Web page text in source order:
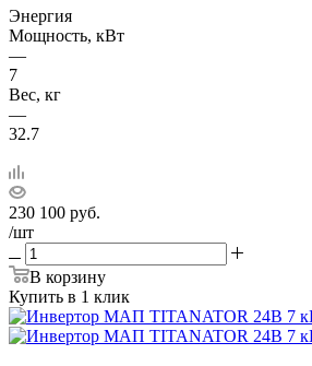
Энергия
Мощность, кВт
—
7
Вес, кг
—
32.7
230 100 руб.
/шт
В корзину
Купить в 1 клик